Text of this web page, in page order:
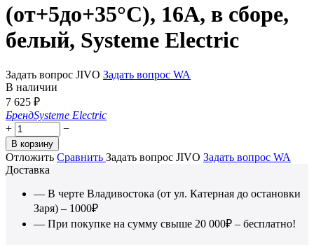
(от+5до+35°C), 16A, в сборе,
белый, Systeme Electric
Задать вопрос JIVO Задать вопрос WA
В наличии
7 625 ₽
БрендSysteme Electric
+
−
В корзину
Отложить Сравнить Задать вопрос JIVO Задать вопрос WA
Доставка
— В черте Владивостока (от ул. Катерная до остановки
Заря) – 1000₽
— При покупке на сумму свыше 20 000₽ – бесплатно!